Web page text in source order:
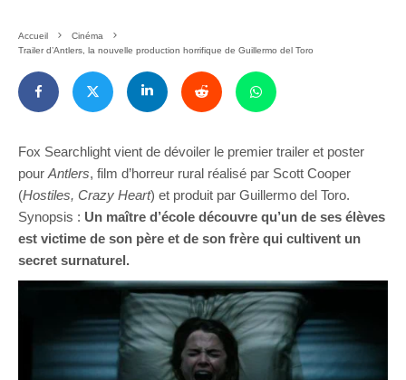
Accueil
Cinéma
Trailer d’Antlers, la nouvelle production horrifique de Guillermo del Toro
Fox Searchlight vient de dévoiler le premier trailer et poster
pour Antlers, film d’horreur rural réalisé par Scott Cooper
(Hostiles, Crazy Heart) et produit par Guillermo del Toro.
Synopsis : Un maître d’école découvre qu’un de ses élèves
est victime de son père et de son frère qui cultivent un
secret surnaturel.